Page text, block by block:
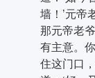
墙！’元帝
那元帝老
有主意。
住这门口